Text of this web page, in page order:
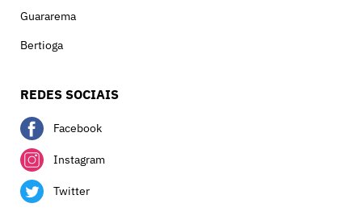
Guararema
Bertioga
REDES SOCIAIS
Facebook
Instagram
Twitter